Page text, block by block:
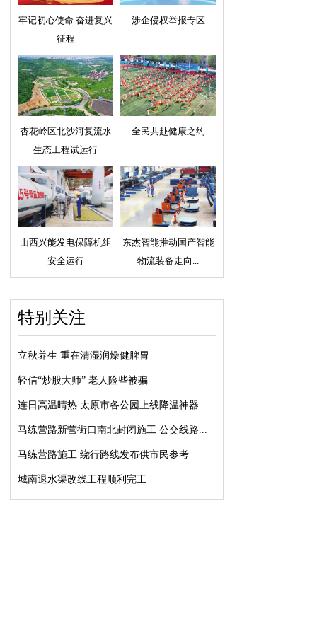
牢记初心使命 奋进复兴
征程
涉企侵权举报专区
杏花岭区北沙河复流水
生态工程试运行
全民共赴健康之约
山西兴能发电保障机组
安全运行
东杰智能推动国产智能
物流装备走向...
特别关注
立秋养生 重在清湿润燥健脾胃
轻信“炒股大师” 老人险些被骗
连日高温晴热 太原市各公园上线降温神器
马练营路新营街口南北封闭施工 公交线路...
马练营路施工 绕行路线发布供市民参考
城南退水渠改线工程顺利完工